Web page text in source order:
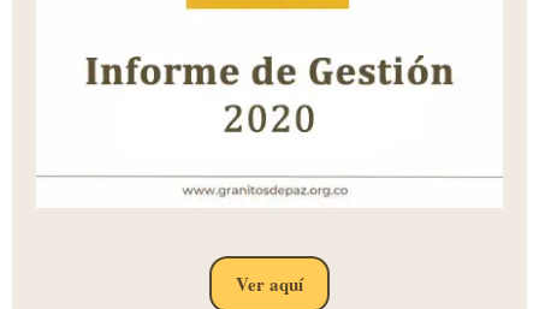
Ver aquí